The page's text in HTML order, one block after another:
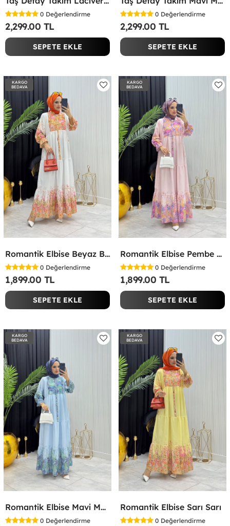
0 Değerlendirme
2,299.00 TL
SEPETE EKLE
0 Değerlendirme
2,299.00 TL
SEPETE EKLE
KARGO
BEDAVA
Romantik Elbise Beyaz Beyaz
0 Değerlendirme
1,899.00 TL
SEPETE EKLE
KARGO
BEDAVA
Romantik Elbise Pembe Pembe
0 Değerlendirme
1,899.00 TL
SEPETE EKLE
KARGO
BEDAVA
Romantik Elbise Mavi Mavi
0 Değerlendirme
KARGO
BEDAVA
Romantik Elbise Sarı Sarı
0 Değerlendirme